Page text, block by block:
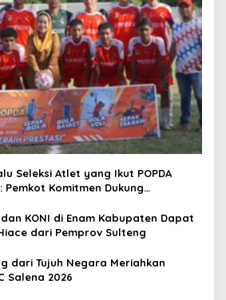
Seleksi Atlet yang Ikut POPDA
Pemkot Komitmen Dukung
KONI di Enam Kabupaten Dapat
dari Pemprov Sulteng
dari Tujuh Negara Meriahkan
Salena 2026